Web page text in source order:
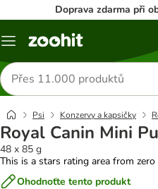
Doprava zdarma při
Menu
Hledat
produkty
Psi Konzervy a kapsičky
Royal Canin Mini
48 x 85 g
This is a stars rating area from
Ohodnoťte tento produkt